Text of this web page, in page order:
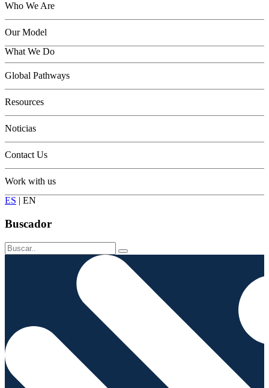
Who We Are
Our Model
What We Do
Youth
Adults
Seniors
Conservation
Global Pathways
Resources
Noticias
Contact Us
Work with us
ES | EN
Buscador